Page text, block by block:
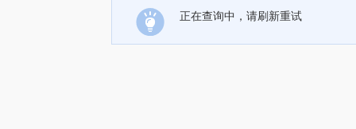
正在查询中，请刷新重试